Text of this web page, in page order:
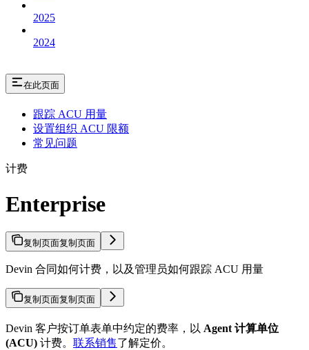
2025
2024
在此页面
跟踪 ACU 用量
设置组织 ACU 限额
常见问题
计费
Enterprise
复制页面复制页面
Devin 合同如何计费，以及管理员如何跟踪 ACU 用量
复制页面复制页面
Devin 客户按订单表单中约定的费率，以 Agent 计算单位
(ACU) 计费。 联系销售了解定价。